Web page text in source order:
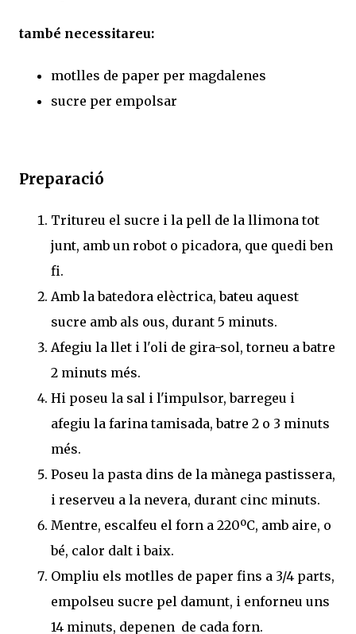
també necessitareu:
motlles de paper per magdalenes
sucre per empolsar
Preparació
Tritureu el sucre i la pell de la llimona tot
junt, amb un robot o picadora, que quedi ben
fi.
Amb la batedora elèctrica, bateu aquest
sucre amb als ous, durant 5 minuts.
Afegiu la llet i l'oli de gira-sol, torneu a batre
2 minuts més.
Hi poseu la sal i l'impulsor, barregeu i
afegiu la farina tamisada, batre 2 o 3 minuts
més.
Poseu la pasta dins de la mànega pastissera,
i reserveu a la nevera, durant cinc minuts.
Mentre, escalfeu el forn a 220ºC, amb aire, o
bé, calor dalt i baix.
Ompliu els motlles de paper fins a 3/4 parts,
empolseu sucre pel damunt, i enforneu uns
14 minuts, depenen de cada forn.